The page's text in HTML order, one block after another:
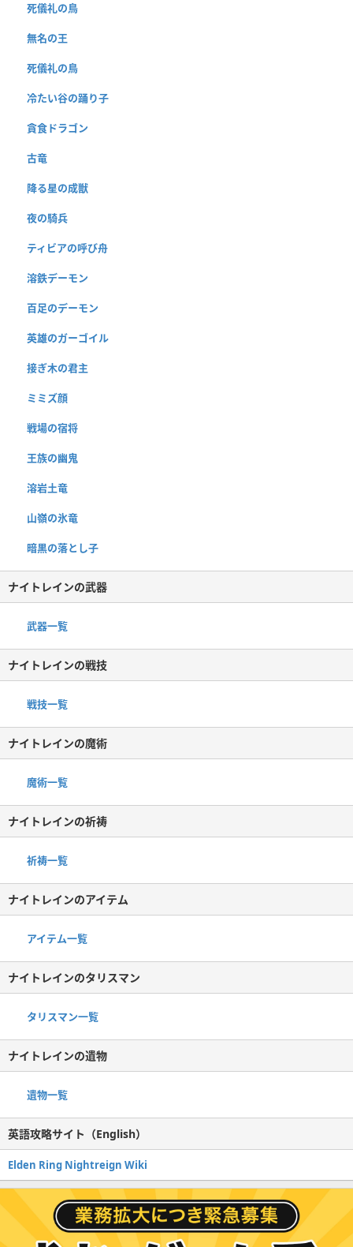
死儀礼の鳥
無名の王
死儀礼の鳥
冷たい谷の踊り子
貪食ドラゴン
古竜
降る星の成獣
夜の騎兵
ティビアの呼び舟
溶鉄デーモン
百足のデーモン
英雄のガーゴイル
接ぎ木の君主
ミミズ顔
戦場の宿将
王族の幽鬼
溶岩土竜
山嶺の氷竜
暗黒の落とし子
ナイトレインの武器
武器一覧
ナイトレインの戦技
戦技一覧
ナイトレインの魔術
魔術一覧
ナイトレインの祈祷
祈祷一覧
ナイトレインのアイテム
アイテム一覧
ナイトレインのタリスマン
タリスマン一覧
ナイトレインの遺物
遺物一覧
英語攻略サイト（English）
Elden Ring Nightreign Wiki